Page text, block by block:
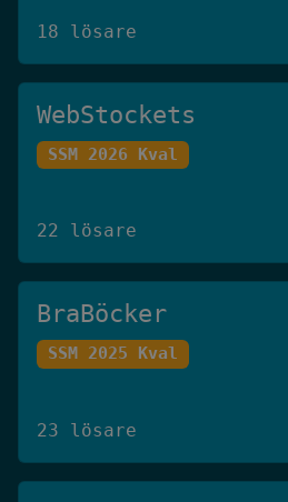
18 lösare
WebStockets
SSM 2026 Kval
22 lösare
BraBöcker
SSM 2025 Kval
23 lösare